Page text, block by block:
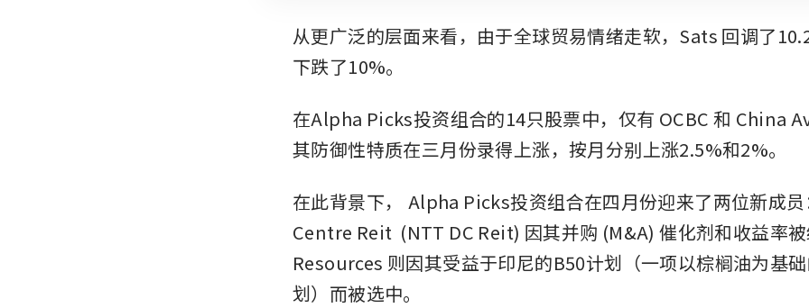
从更广泛的层面来看，由于全球贸易情绪走软，Sats 回调了
下跌了10%。
在Alpha Picks投资组合的14只股票中，仅有 OCBC 和 China
其防御性特质在三月份录得上涨，按月分别上涨2.5%和2%。
在此背景下，
Alpha Picks投资组合在四月份迎来了两位新成员
Centre Reit (NTT DC Reit) 因其并购 (M&A) 催化剂和收益率被
Resources 则因其受益于印尼的B50计划（一项以棕榈油为基
划）而被选中。